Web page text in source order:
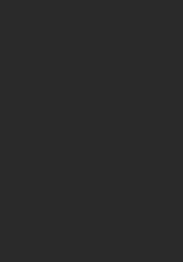
Handicap
de Mission Handicap